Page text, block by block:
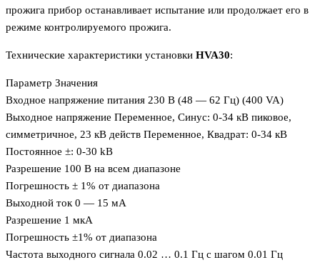
прожига прибор останавливает испытание или продолжает его в
режиме контролируемого прожига.
Технические характеристики установки HVA30:
Параметр Значения
Входное напряжение питания 230 В (48 — 62 Гц) (400 VA)
Выходное напряжение Переменное, Синус: 0-34 кВ пиковое,
симметричное, 23 кВ действ Переменное, Квадрат: 0-34 кВ
Постоянное ±: 0-30 kВ
Разрешение 100 В на всем диапазоне
Погрешность ± 1% от диапазона
Выходной ток 0 — 15 мA
Разрешение 1 мкА
Погрешность ±1% от диапазона
Частота выходного сигнала 0.02 … 0.1 Гц с шагом 0.01 Гц